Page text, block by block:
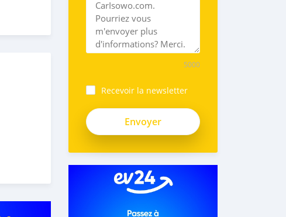
5000
Recevoir la newsletter